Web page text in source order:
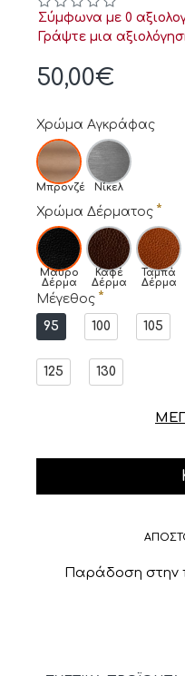
Σύμφωνα με 0
Γράψτε μια
50,00€
Χρώμα Αγκράφας
Μπρονζέ Νίκελ
Χρώμα Δέρματος
Μαύρο
Δέρμα
Καφέ
Δέρμα
Ταμπά
Δέρμα
Μέγεθος
95
100 105
125 130
Παράδοση στην